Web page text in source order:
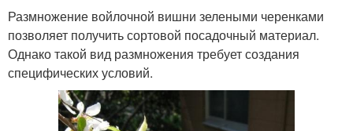
Размножение войлочной вишни зелеными черенками
позволяет получить сортовой посадочный материал.
Однако такой вид размножения требует создания
специфических условий.